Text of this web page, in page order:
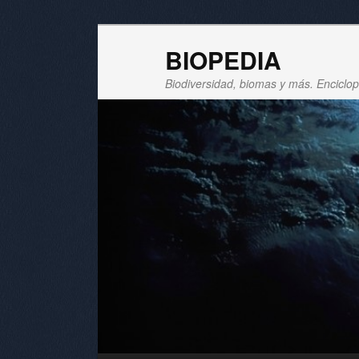
BIOPEDIA
Biodiversidad, biomas y más.